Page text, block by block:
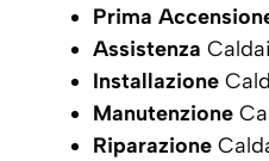
Prima
Assistenza
Installazione
Manutenzione
Riparazione